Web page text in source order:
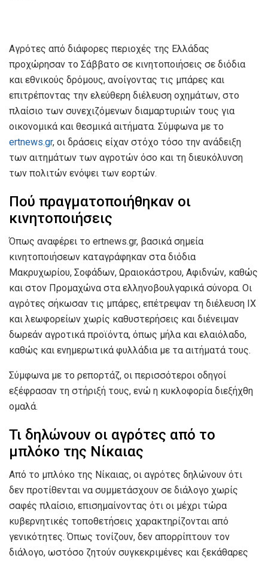
Αγρότες από διάφορες περιοχές της Ελλάδας
προχώρησαν το Σάββατο σε κινητοποιήσεις σε διόδια
και εθνικούς δρόμους, ανοίγοντας τις μπάρες και
επιτρέποντας την ελεύθερη διέλευση οχημάτων, στο
πλαίσιο των συνεχιζόμενων διαμαρτυριών τους για
οικονομικά και θεσμικά αιτήματα. Σύμφωνα με το
ertnews.gr, οι δράσεις είχαν στόχο τόσο την ανάδειξη
των αιτημάτων των αγροτών όσο και τη διευκόλυνση
των πολιτών ενόψει των εορτών.
Πού πραγματοποιήθηκαν οι
κινητοποιήσεις
Όπως αναφέρει το ertnews.gr, βασικά σημεία
κινητοποιήσεων καταγράφηκαν στα διόδια
Μακρυχωρίου, Σοφάδων, Ωραιοκάστρου, Αφιδνών, καθώς
και στον Προμαχώνα στα ελληνοβουλγαρικά σύνορα. Οι
αγρότες σήκωσαν τις μπάρες, επέτρεψαν τη διέλευση ΙΧ
και λεωφορείων χωρίς καθυστερήσεις και διένειμαν
δωρεάν αγροτικά προϊόντα, όπως μήλα και ελαιόλαδο,
καθώς και ενημερωτικά φυλλάδια με τα αιτήματά τους.
Σύμφωνα με το ρεπορτάζ, οι περισσότεροι οδηγοί
εξέφρασαν τη στήριξή τους, ενώ η κυκλοφορία διεξήχθη
ομαλά.
Τι δηλώνουν οι αγρότες από το
μπλόκο της Νίκαιας
Από το μπλόκο της Νίκαιας, οι αγρότες δηλώνουν ότι
δεν προτίθενται να συμμετάσχουν σε διάλογο χωρίς
σαφές πλαίσιο, επισημαίνοντας ότι οι μέχρι τώρα
κυβερνητικές τοποθετήσεις χαρακτηρίζονται από
γενικότητες. Όπως τονίζουν, δεν απορρίπτουν τον
διάλογο, ωστόσο ζητούν συγκεκριμένες και ξεκάθαρες